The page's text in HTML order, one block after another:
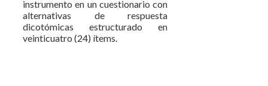
instrumento en un cuestionario con
alternativas de respuesta
dicotómicas estructurado en
veinticuatro (24) ítems.